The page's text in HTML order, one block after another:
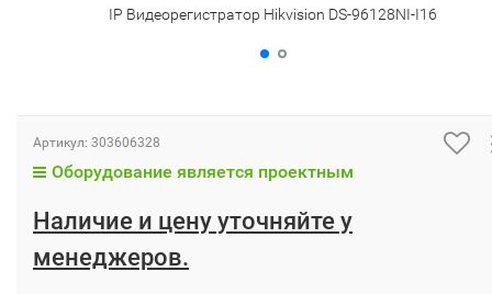
IP Видеорегистратор Hikvision DS-96128NI-I16
Артикул: 303606328
Оборудование является проектным
Наличие и цену уточняйте у
менеджеров.